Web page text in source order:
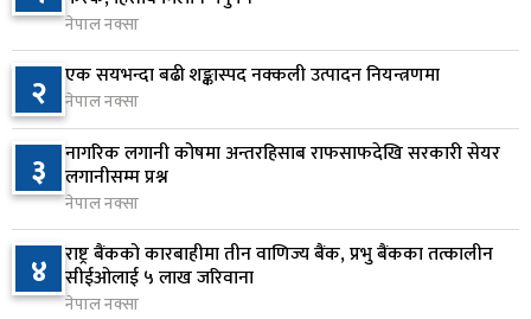
६
प्रस्तुत हुने
१ दिन अघि
७
आज बस्ने भनिएको राष्ट्रिय सभाको बैठक बुधबारका लागि
सर्‍यो
१ दिन अघि
८
वीरगञ्जमा ट्यांकरको सिल खोलेर तेल निकाल्ने सात जना
रंगेहात पक्राउ
१ दिन अघि
नेपाल नक्सा
२ एक सयभन्दा बढी शङ्कास्पद नक्कली उत्पादन नियन्त्रणमा
नेपाल नक्सा
३ नागरिक लगानी कोषमा अन्तरहिसाब राफसाफदेखि सरकारी सेयर
लगानीसम्म प्रश्न
नेपाल नक्सा
४ राष्ट्र बैंकको कारबाहीमा तीन वाणिज्य बैंक, प्रभु बैंकका तत्कालीन
सीईओलाई ५ लाख जरिवाना
नेपाल नक्सा